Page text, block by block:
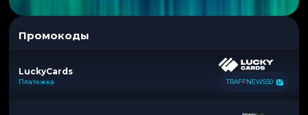
Промокоды
LuckyCards
Платежка TRAFFNEWS50